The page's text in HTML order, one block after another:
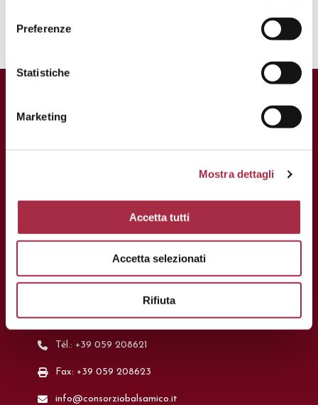
Preferenze
Statistiche
Marketing
Mostra dettagli
Accetta tutti
Accetta selezionati
Rifiuta
Via Ganaceto, 113 – 41121 Modena
Tél.: +39 059 208621
Fax: +39 059 208623
info@consorziobalsamico.it